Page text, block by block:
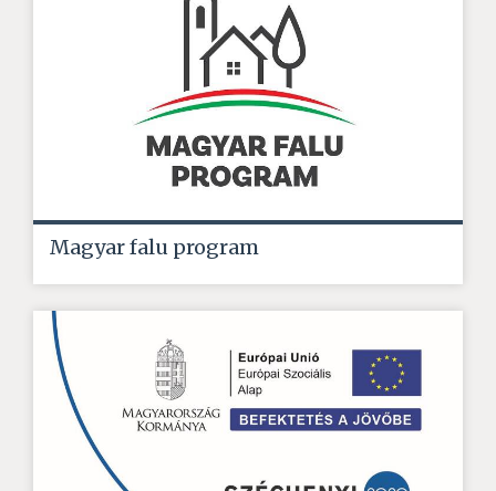
Magyar falu program